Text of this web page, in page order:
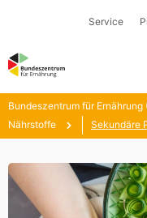
Service
Bundeszentrum für Ernährung
Nährstoffe
Sekundäre